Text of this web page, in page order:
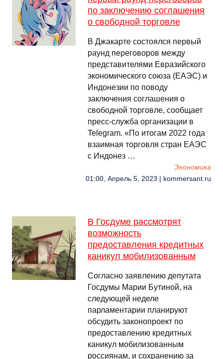
по заключению соглашения
о свободной торговле
В Джакарте состоялся первый
раунд переговоров между
представителями Евразийского
экономического союза (ЕАЭС) и
Индонезии по поводу
заключения соглашения о
свободной торговле, сообщает
пресс-служба организации в
Telegram. «По итогам 2022 года
взаимная торговля стран ЕАЭС
с Индонез …
Экономика
01:00, Апрель 5, 2023 | kommersant.ru
В Госдуме рассмотрят
возможность
предоставления кредитных
каникул мобилизованным
Согласно заявлению депутата
Госдумы Марии Бутиной, на
следующей неделе
парламентарии планируют
обсудить законопроект по
предоставлению кредитных
каникул мобилизованным
россиянам, и сохранению за